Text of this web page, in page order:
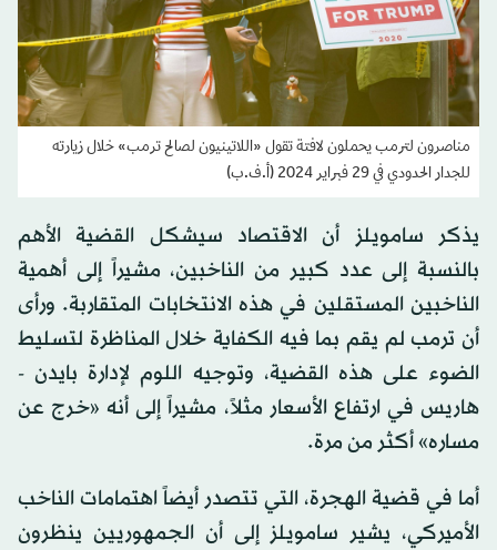
مناصرون لترمب يحملون لافتة تقول «اللاتينيون لصالح ترمب» خلال زيارته
للجدار الحدودي في 29 فبراير 2024 (أ.ف.ب)
يذكر سامويلز أن الاقتصاد سيشكل القضية الأهم
بالنسبة إلى عدد كبير من الناخبين، مشيراً إلى أهمية
الناخبين المستقلين في هذه الانتخابات المتقاربة. ورأى
أن ترمب لم يقم بما فيه الكفاية خلال المناظرة لتسليط
الضوء على هذه القضية، وتوجيه اللوم لإدارة بايدن -
هاريس في ارتفاع الأسعار مثلاً، مشيراً إلى أنه «خرج عن
مساره» أكثر من مرة.
أما في قضية الهجرة، التي تتصدر أيضاً اهتمامات الناخب
الأميركي، يشير سامويلز إلى أن الجمهوريين ينظرون